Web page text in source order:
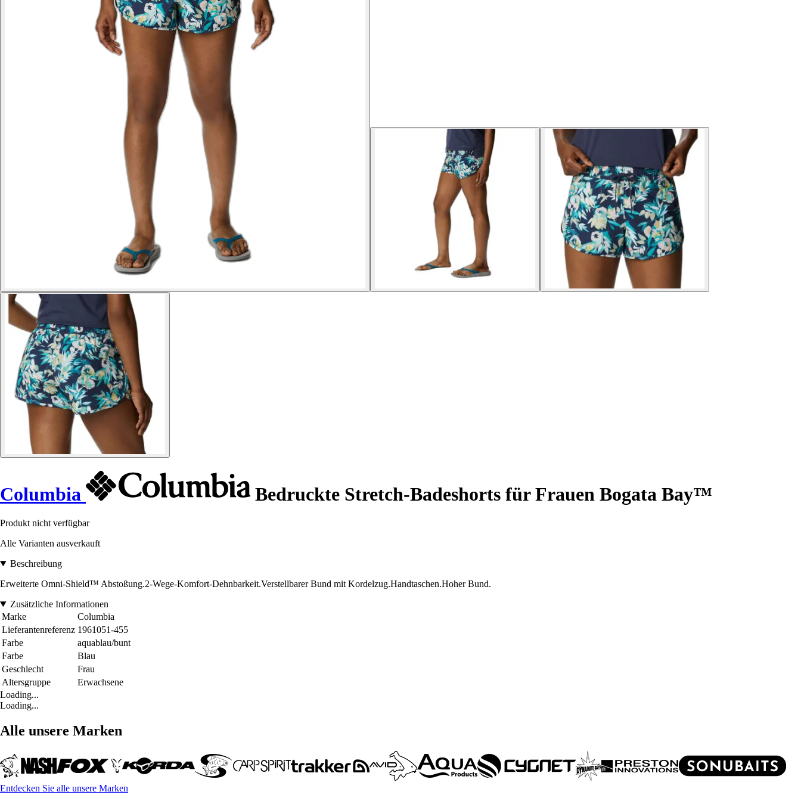
Columbia Bedruckte Stretch-Badeshorts für Frauen Bogata Bay™
Produkt nicht verfügbar
Alle Varianten ausverkauft
Beschreibung
Erweiterte Omni-Shield™ Abstoßung.2-Wege-Komfort-Dehnbarkeit.Verstellbarer Bund mit Kordelzug.Handtaschen.Hoher Bund.
Zusätzliche Informationen
Marke
Columbia
Lieferantenreferenz 1961051-455
Farbe
aquablau/bunt
Farbe
Blau
Geschlecht
Frau
Altersgruppe
Erwachsene
Loading...
Loading...
Alle unsere Marken
Entdecken Sie alle unsere Marken